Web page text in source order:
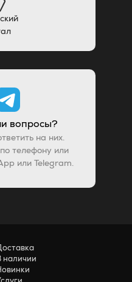
вопросы?
на них.
телефону или
или Telegram.
наличии